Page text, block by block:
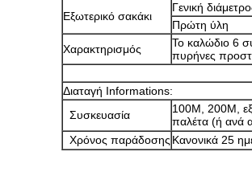
Εξωτερικό σακάκι
Γενική
Πρώτη ύλη
Χαρακτηρισμός
Το καλώδιο 6
πυρήνες
Διαταγή Informations:
Συσκευασία
100M, 200M,
παλέτα (ή ανά
Χρόνος παράδοσης Κανονικά 25